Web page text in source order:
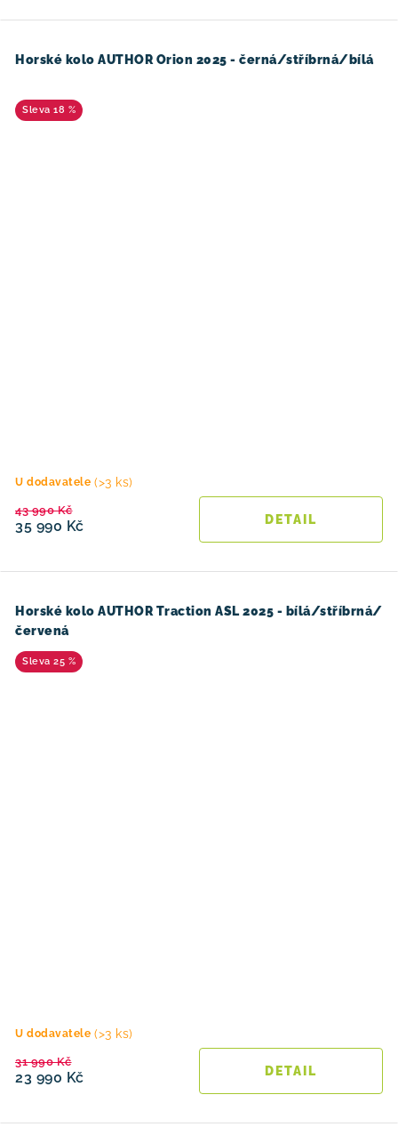
Horské kolo AUTHOR Orion 2025 - černá/stříbrná/bílá
18 %
U dodavatele (>3 ks)
35 990 Kč
43 990 Kč
Horské kolo AUTHOR Traction ASL 2025 - bílá/stříbrná/
červená
25 %
U dodavatele (>3 ks)
23 990 Kč
31 990 Kč